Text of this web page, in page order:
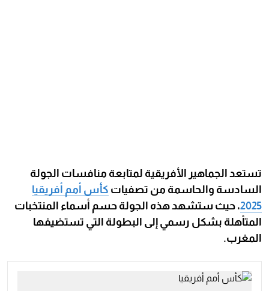
تستعد الجماهير الأفريقية لمتابعة منافسات الجولة
السادسة والحاسمة من تصفيات كأس أمم أفريقيا
2025، حيث ستشهد هذه الجولة حسم أسماء المنتخبات
المتأهلة بشكل رسمي إلى البطولة التي تستضيفها
المغرب.